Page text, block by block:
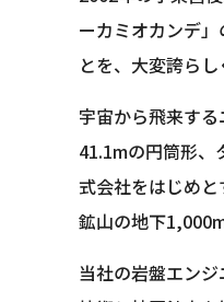
ーカミオカンデ
とを、大変誇らし
宇宙から飛来す
41.1mの円筒形、
式会社をはじめ
鉱山の地下
当社の岩盤エン